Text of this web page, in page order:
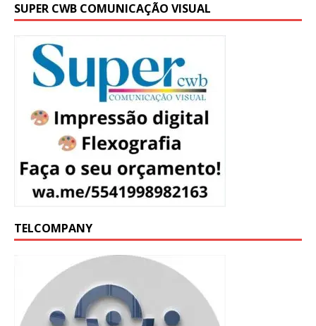
SUPER CWB COMUNICAÇÃO VISUAL
TELCOMPANY